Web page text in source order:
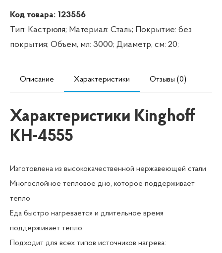
Код товара: 123556
Тип: Кастрюля; Материал: Сталь; Покрытие: без
покрытия; Объем, мл: 3000; Диаметр, см: 20;
Описание Характеристики Отзывы (0)
Характеристики Kinghoff
KH-4555
Изготовлена из высококачественной нержавеющей стали
Многослойное тепловое дно, которое поддерживает
тепло
Еда быстро нагревается и длительное время
поддерживает тепло
Подходит для всех типов источников нагрева: